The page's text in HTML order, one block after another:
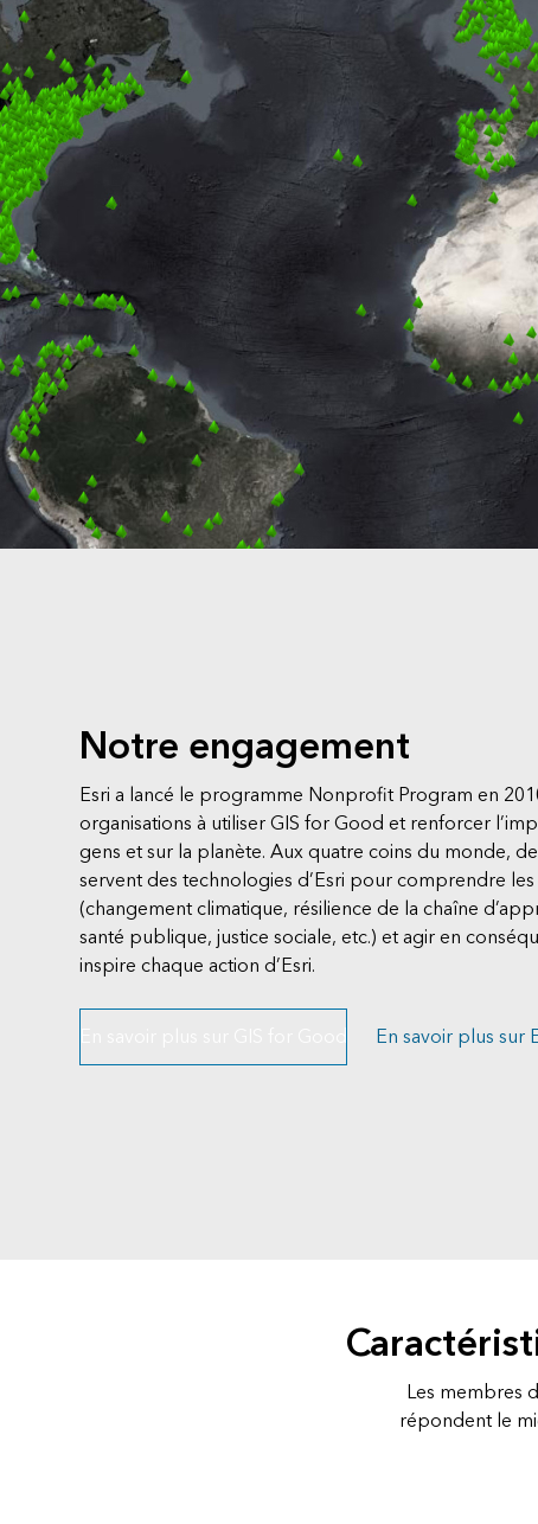
Notre engagement
Esri a lancé le programme Nonprofit Program en
organisations à utiliser GIS for Good et renforcer
gens et sur la planète. Aux quatre coins du monde,
servent des technologies d’Esri pour comprendre
(changement climatique, résilience de la chaîne
santé publique, justice sociale, etc.) et agir en
inspire chaque action d’Esri.
En savoir plus sur
Les membres
répondent le